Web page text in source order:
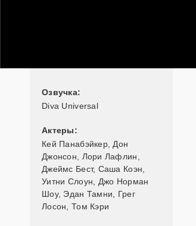
Озвучка:
Diva Universal
Актеры:
Кей Панабэйкер, Дон
Джонсон
Лори Лафлин
Джеймс Бест, Саша Коэн
Уитни Слоун
Джо Норман
Шоу, Эдан Тамни
Грег
Лосон
Том Кэри